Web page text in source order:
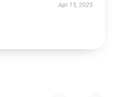
Apr 15, 2025